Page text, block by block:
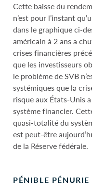
Cette baisse du
n’est pour l’instant
dans le graphique ci-
américain à 2 ans a
crises financières
que les investisseurs
le problème de SVB
systémiques que la
risque aux États-Unis
système financier.
quasi-totalité du
est peut-être
de la Réserve fédérale.
PÉNIBLE PÉNURIE